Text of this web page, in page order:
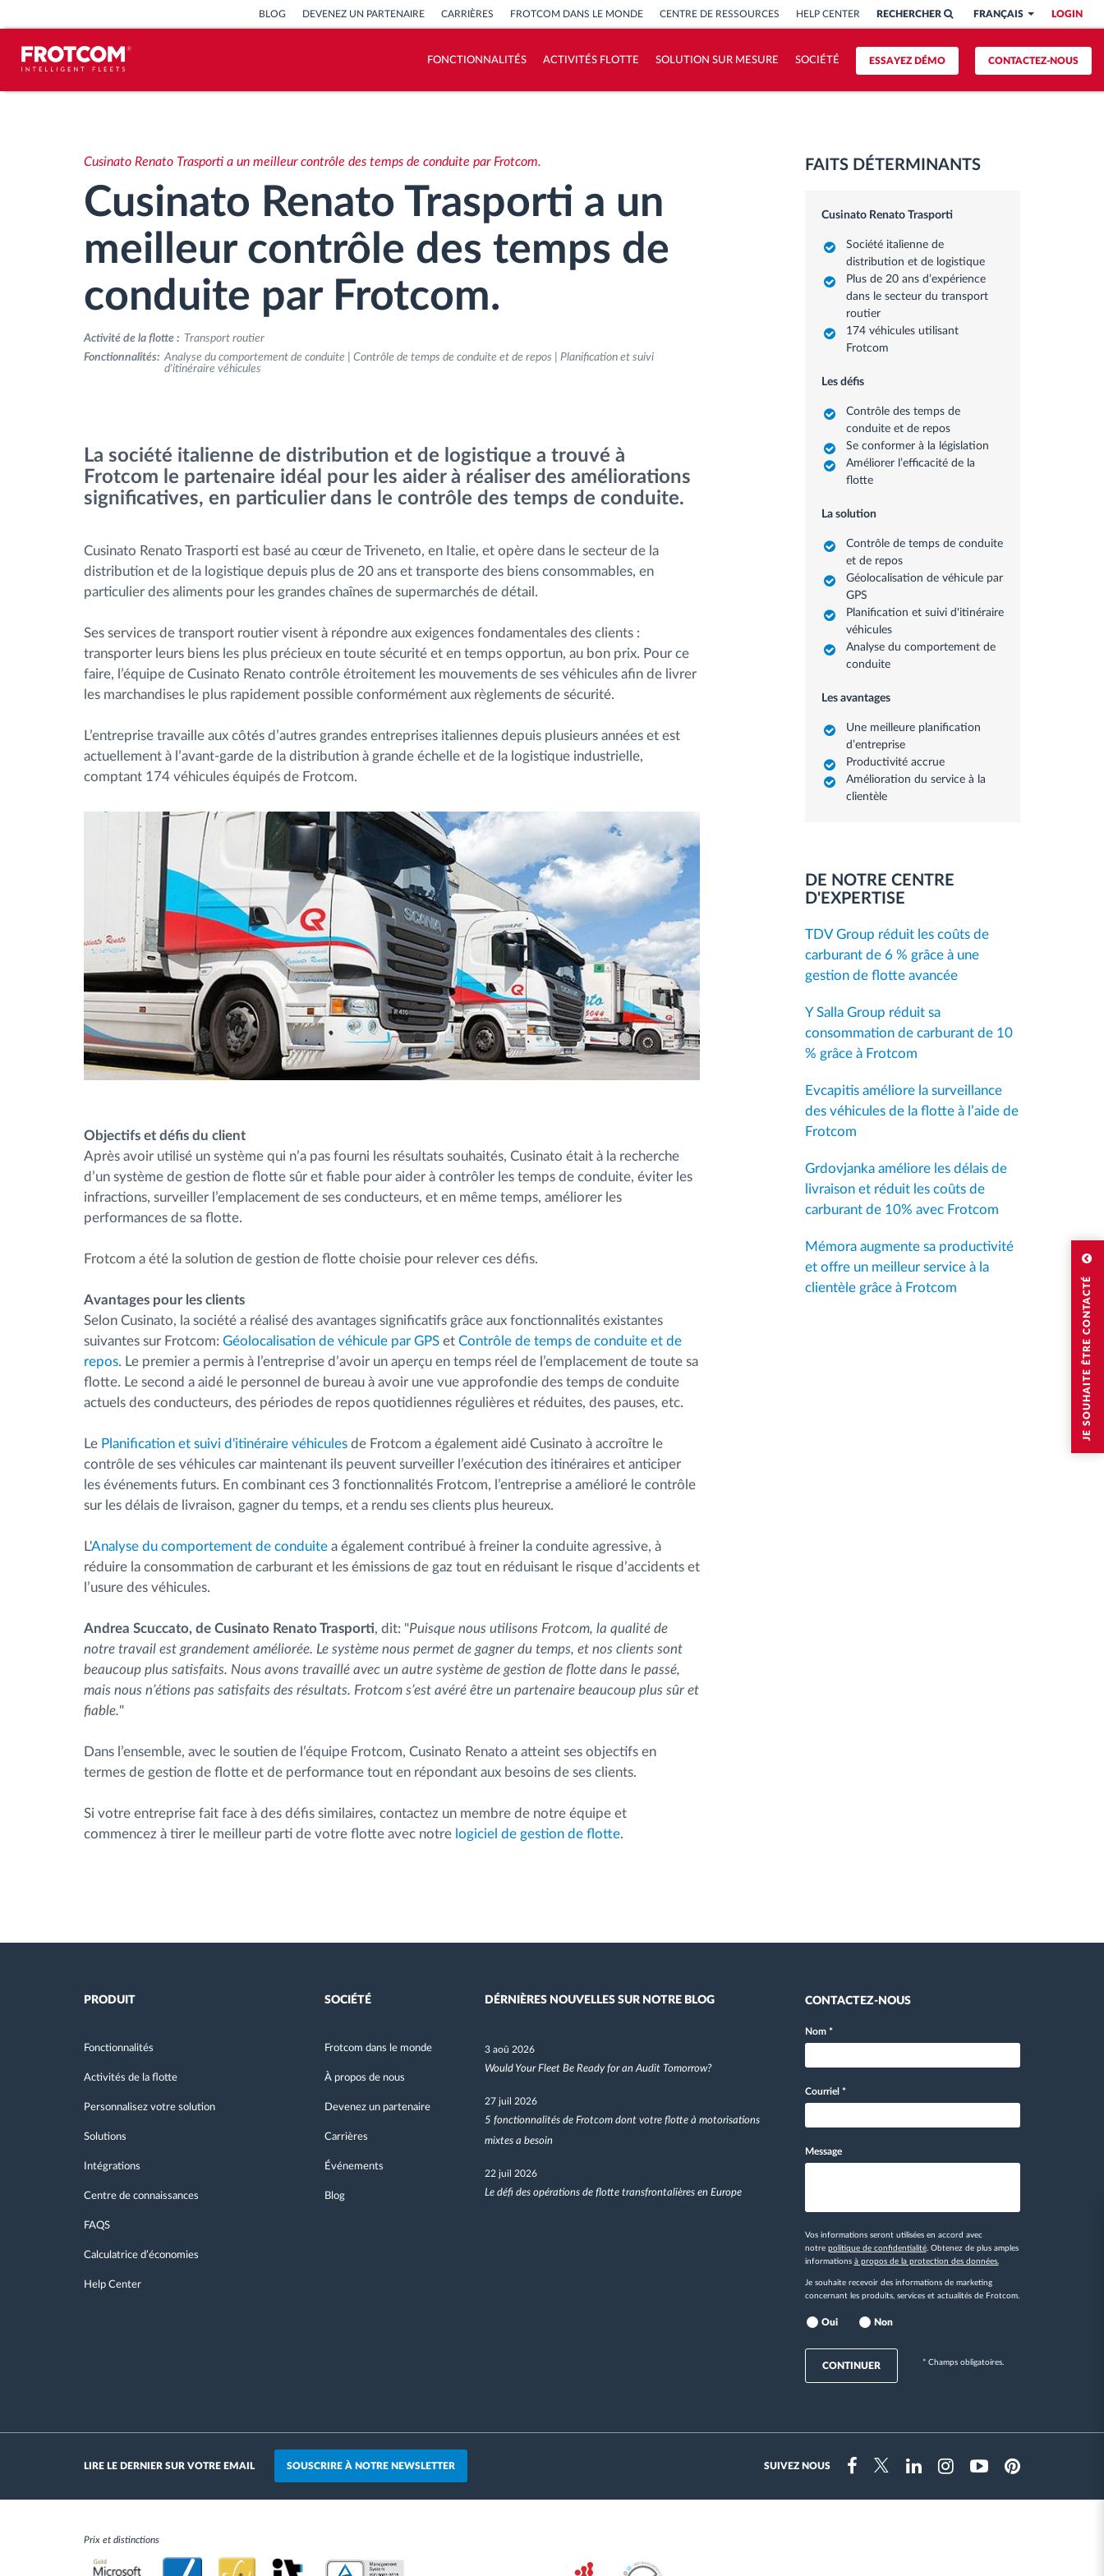
JE SOUHAITE ÊTRE CONTACTÉ
LOGIN
FRANÇAIS
RECHERCHER
BLOG DEVENEZ UN PARTENAIRE CARRIÈRES FROTCOM DANS LE MONDE CENTRE DE RESSOURCES HELP CENTER
CONTACTEZ-NOUS
ESSAYEZ DÉMO
FONCTIONNALITÉS ACTIVITÉS FLOTTE SOLUTION SUR MESURE SOCIÉTÉ
conduite
Contrôle des temps de conduite
Gestion de la main-d’œuvre
Téléchargement du tachygraphe à
distance
Gestion de carburant
Planification et suivi d'itinéraire
Identification automatique du
conducteur
Calculatrice d’économies
Cusinato Renato Trasporti a un meilleur contrôle des temps de conduite par Frotcom.
Cusinato Renato Trasporti a un
meilleur contrôle des temps de
conduite par Frotcom.
Activité de la flotte : Transport routier
Fonctionnalités: Analyse du comportement de conduite | Contrôle de temps de conduite et de repos | Planification et suivi
d'itinéraire véhicules
La société italienne de distribution et de logistique a trouvé à
Frotcom le partenaire idéal pour les aider à réaliser des améliorations
significatives, en particulier dans le contrôle des temps de conduite.
Cusinato Renato Trasporti est basé au cœur de Triveneto, en Italie, et opère dans le secteur de la
distribution et de la logistique depuis plus de 20 ans et transporte des biens consommables, en
particulier des aliments pour les grandes chaînes de supermarchés de détail.
Ses services de transport routier visent à répondre aux exigences fondamentales des clients :
transporter leurs biens les plus précieux en toute sécurité et en temps opportun, au bon prix. Pour ce
faire, l’équipe de Cusinato Renato contrôle étroitement les mouvements de ses véhicules afin de livrer
les marchandises le plus rapidement possible conformément aux règlements de sécurité.
L’entreprise travaille aux côtés d’autres grandes entreprises italiennes depuis plusieurs années et est
actuellement à l’avant-garde de la distribution à grande échelle et de la logistique industrielle,
comptant 174 véhicules équipés de Frotcom.
Objectifs et défis du client
Après avoir utilisé un système qui n’a pas fourni les résultats souhaités, Cusinato était à la recherche
d’un système de gestion de flotte sûr et fiable pour aider à contrôler les temps de conduite, éviter les
infractions, surveiller l’emplacement de ses conducteurs, et en même temps, améliorer les
performances de sa flotte.
Frotcom a été la solution de gestion de flotte choisie pour relever ces défis.
Avantages pour les clients
Selon Cusinato, la société a réalisé des avantages significatifs grâce aux fonctionnalités existantes
suivantes sur Frotcom: Géolocalisation de véhicule par GPS et Contrôle de temps de conduite et de
repos. Le premier a permis à l’entreprise d’avoir un aperçu en temps réel de l’emplacement de toute sa
flotte. Le second a aidé le personnel de bureau à avoir une vue approfondie des temps de conduite
actuels des conducteurs, des périodes de repos quotidiennes régulières et réduites, des pauses, etc.
Le Planification et suivi d'itinéraire véhicules de Frotcom a également aidé Cusinato à accroître le
contrôle de ses véhicules car maintenant ils peuvent surveiller l’exécution des itinéraires et anticiper
les événements futurs. En combinant ces 3 fonctionnalités Frotcom, l’entreprise a amélioré le contrôle
sur les délais de livraison, gagner du temps, et a rendu ses clients plus heureux.
L'Analyse du comportement de conduite a également contribué à freiner la conduite agressive, à
réduire la consommation de carburant et les émissions de gaz tout en réduisant le risque d’accidents et
l’usure des véhicules.
Andrea Scuccato, de Cusinato Renato Trasporti, dit: "Puisque nous utilisons Frotcom, la qualité de
notre travail est grandement améliorée. Le système nous permet de gagner du temps, et nos clients sont
beaucoup plus satisfaits. Nous avons travaillé avec un autre système de gestion de flotte dans le passé,
mais nous n’étions pas satisfaits des résultats. Frotcom s’est avéré être un partenaire beaucoup plus sûr et
fiable."
Dans l’ensemble, avec le soutien de l’équipe Frotcom, Cusinato Renato a atteint ses objectifs en
termes de gestion de flotte et de performance tout en répondant aux besoins de ses clients.
Si votre entreprise fait face à des défis similaires, contactez un membre de notre équipe et
commencez à tirer le meilleur parti de votre flotte avec notre logiciel de gestion de flotte.
FAITS DÉTERMINANTS
Cusinato Renato Trasporti
Société italienne de
distribution et de logistique
Plus de 20 ans d’expérience
dans le secteur du transport
routier
174 véhicules utilisant
Frotcom
Les défis
Contrôle des temps de
conduite et de repos
Se conformer à la législation
Améliorer l’efficacité de la
flotte
La solution
Contrôle de temps de conduite
et de repos
Géolocalisation de véhicule par
GPS
Planification et suivi d'itinéraire
véhicules
Analyse du comportement de
conduite
Les avantages
Une meilleure planification
d’entreprise
Productivité accrue
Amélioration du service à la
clientèle
DE NOTRE CENTRE
D'EXPERTISE
TDV Group réduit les coûts de
carburant de 6 % grâce à une
gestion de flotte avancée
Y Salla Group réduit sa
consommation de carburant de 10
% grâce à Frotcom
Evcapitis améliore la surveillance
des véhicules de la flotte à l’aide de
Frotcom
Grdovjanka améliore les délais de
livraison et réduit les coûts de
carburant de 10% avec Frotcom
Mémora augmente sa productivité
et offre un meilleur service à la
clientèle grâce à Frotcom
PRODUIT
Fonctionnalités
Activités de la flotte
Personnalisez votre solution
Solutions
Intégrations
Centre de connaissances
FAQS
Calculatrice d’économies
Help Center
SOCIÉTÉ
Frotcom dans le monde
À propos de nous
Devenez un partenaire
Carrières
Événements
Blog
DÉRNIÈRES NOUVELLES SUR NOTRE BLOG
3 aoû 2026
Would Your Fleet Be Ready for an Audit Tomorrow?
27 juil 2026
5 fonctionnalités de Frotcom dont votre flotte à motorisations
mixtes a besoin
22 juil 2026
Le défi des opérations de flotte transfrontalières en Europe
CONTACTEZ-NOUS
Nom *
Courriel *
Message
Vos informations seront utilisées en accord avec
notre politique de confidentialité. Obtenez de plus amples
informations à propos de la protection des données.
Je souhaite recevoir des informations de marketing
concernant les produits, services et actualités de Frotcom.
Oui Non
CONTINUER * Champs obligatoires.
LIRE LE DERNIER SUR VOTRE EMAIL SOUSCRIRE À NOTRE NEWSLETTER SUIVEZ NOUS
FacebookTwitterLinkedinInstragramYoutubePinterest
Prix et distinctions